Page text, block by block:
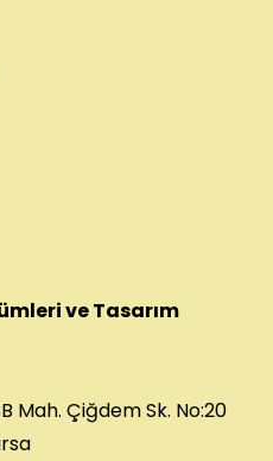
ve Tasarım
Mah. Çiğdem Sk. No:20